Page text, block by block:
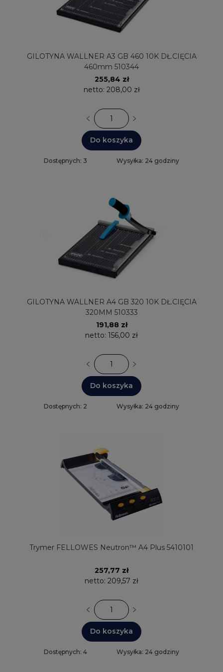
GILOTYNA WALLNER A3 GB 460 10K DŁ.CIĘCIA
460mm 510344
255,84 zł
netto: 208,00 zł
Do koszyka
Dostępnych: 3 Wysyłka: 24 godziny
GILOTYNA WALLNER A4 GB 320 10K DŁ.CIĘCIA
320MM 510333
191,88 zł
netto: 156,00 zł
Do koszyka
Dostępnych: 2 Wysyłka: 24 godziny
Trymer FELLOWES Neutron™ A4 Plus 5410101
257,77 zł
netto: 209,57 zł
Do koszyka
Dostępnych: 4 Wysyłka: 24 godziny